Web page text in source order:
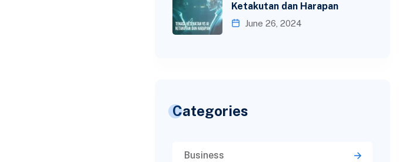
Ketakutan dan Harapan
June 26, 2024
Categories
Business